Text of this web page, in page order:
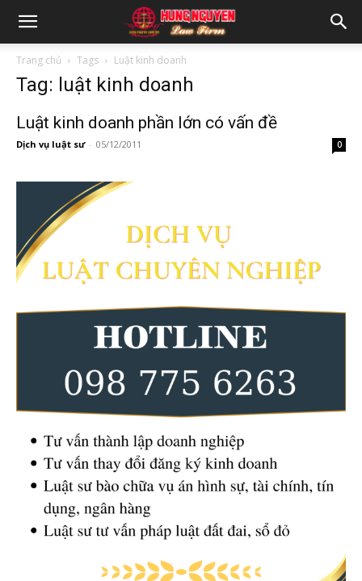
Trang chủ Tags Luật kinh doanh
Tag: luật kinh doanh
Luật kinh doanh phần lớn có vấn đề
Dịch vụ luật sư - 05/12/2011 0